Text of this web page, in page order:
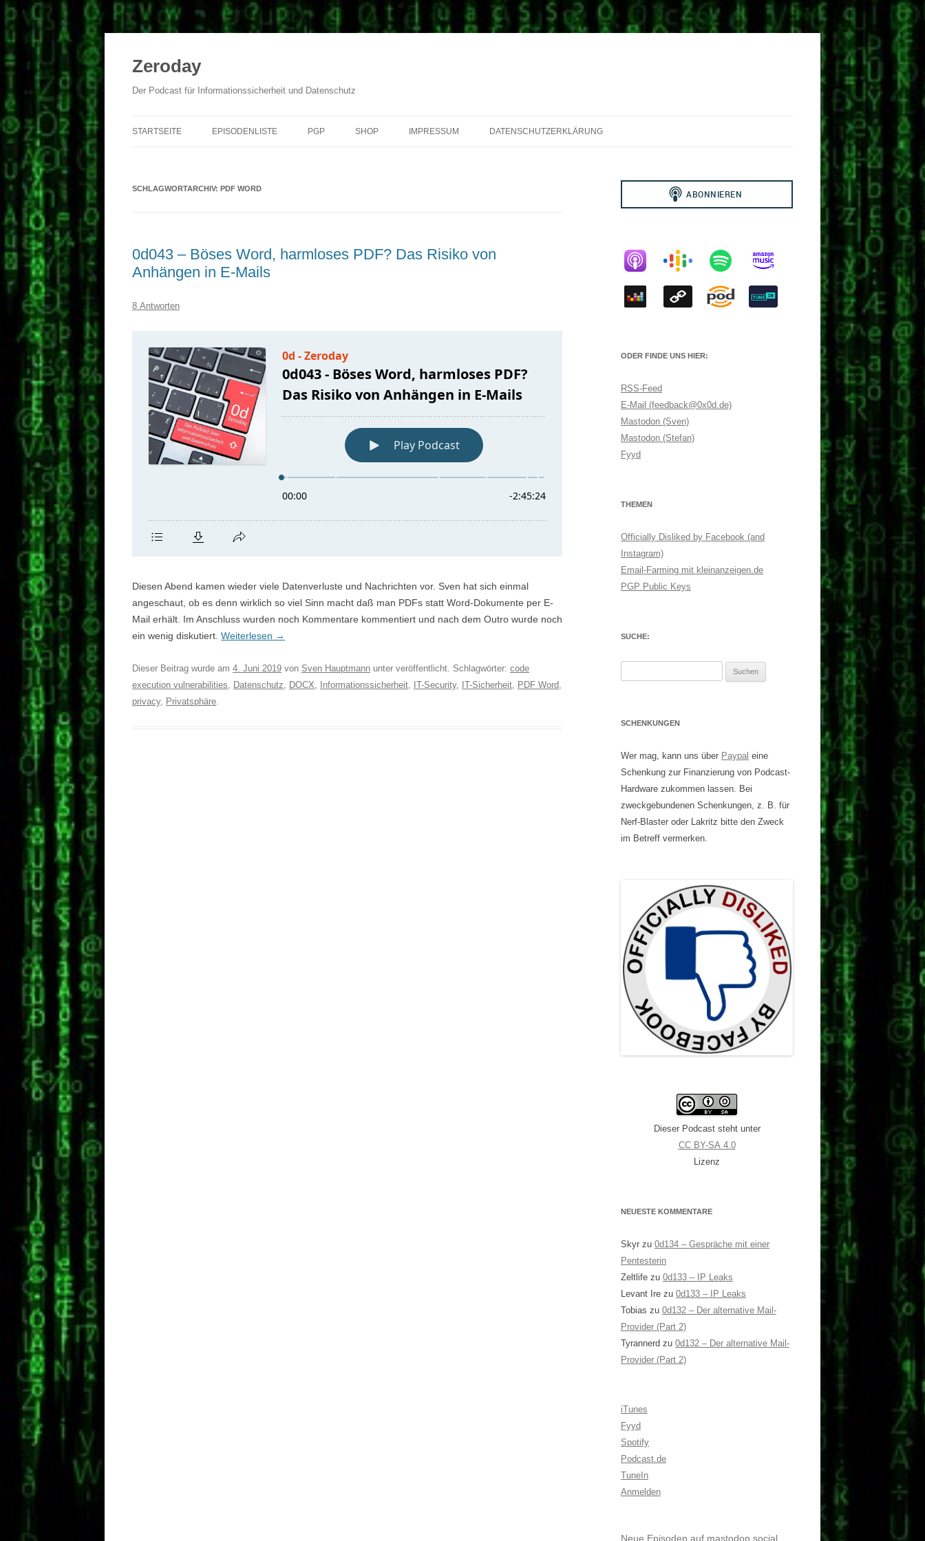
Zeroday
Der Podcast für Informationssicherheit und Datenschutz
STARTSEITE EPISODENLISTE PGP SHOP IMPRESSUM DATENSCHUTZERKLÄRUNG
SCHLAGWORTARCHIV: PDF WORD
0d043 – Böses Word, harmloses PDF? Das Risiko von
Anhängen in E-Mails
8 Antworten
Diesen Abend kamen wieder viele Datenverluste und Nachrichten vor. Sven hat sich einmal
angeschaut, ob es denn wirklich so viel Sinn macht daß man PDFs statt Word-Dokumente per E-
Mail erhält. Im Anschluss wurden noch Kommentare kommentiert und nach dem Outro wurde noch
ein wenig diskutiert. Weiterlesen →
Dieser Beitrag wurde am 4. Juni 2019 von Sven Hauptmann unter veröffentlicht. Schlagwörter: code
execution vulnerabilities, Datenschutz, DOCX, Informationssicherheit, IT-Security, IT-Sicherheit, PDF Word,
privacy, Privatsphäre.
ODER FINDE UNS HIER:
RSS-Feed
E-Mail (feedback@0x0d.de)
Mastodon (Sven)
Mastodon (Stefan)
Fyyd
THEMEN
Officially Disliked by Facebook (and
Instagram)
Email-Farming mit kleinanzeigen.de
PGP Public Keys
SUCHE:
SCHENKUNGEN
Wer mag, kann uns über Paypal eine
Schenkung zur Finanzierung von Podcast-
Hardware zukommen lassen. Bei
zweckgebundenen Schenkungen, z. B. für
Nerf-Blaster oder Lakritz bitte den Zweck
im Betreff vermerken.
Dieser Podcast steht unter
CC BY-SA 4.0
Lizenz
NEUESTE KOMMENTARE
Skyr zu 0d134 – Gespräche mit einer
Pentesterin
Zeltlife zu 0d133 – IP Leaks
Levant Ire zu 0d133 – IP Leaks
Tobias zu 0d132 – Der alternative Mail-
Provider (Part 2)
Tyrannerd zu 0d132 – Der alternative Mail-
Provider (Part 2)
iTunes
Fyyd
Spotify
Podcast.de
TuneIn
Anmelden
Neue Episoden auf mastodon.social